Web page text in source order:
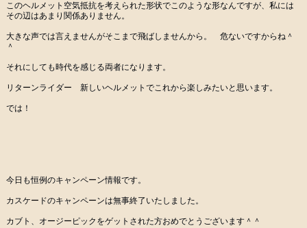
このヘルメット空気抵抗を考えられた形状でこのような形なんですが、私には
その辺はあまり関係ありません。
大きな声では言えませんがそこまで飛ばしませんから。 危ないですからね＾
＾
それにしても時代を感じる両者になります。
リターンライダー 新しいヘルメットでこれから楽しみたいと思います。
では！
今日も恒例のキャンペーン情報です。
カスケードのキャンペーンは無事終了いたしました。
カブト、オージーピックをゲットされた方おめでとうございます＾＾